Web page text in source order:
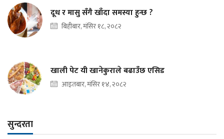
दूध र मासु सँगै खाँदा समस्या हुन्छ ?
बिहीबार, मंसिर १८, २०८२
खाली पेट यी खानेकुराले बढाउँछ एसिड
आइतबार, मंसिर १४, २०८२
सुन्दरता